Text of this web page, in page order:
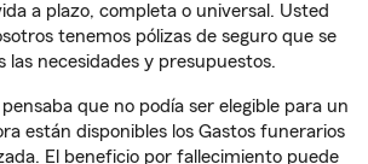
a plazo, completa o universal. Usted
tenemos pólizas de seguro que se
las necesidades y presupuestos.
que no podía ser elegible para un
están disponibles los Gastos funerarios
El beneficio por fallecimiento puede